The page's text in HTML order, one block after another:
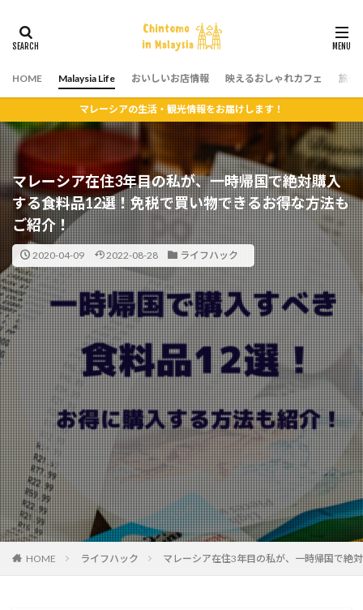
HOME Malaysia Life おいしいお店情報 映えるおしゃれカフェ 旅行
マレーシアの生活・観光情報をお届けします！
マレーシア在住3年目の私が、一時帰国で絶対購入
する食料品12選！免税で買い物できるお得な方法も
ご紹介！
2020-04-09 2022-08-28 ライフハック
HOME ライフハック マレーシア在住3年目の私が、一時帰国で絶